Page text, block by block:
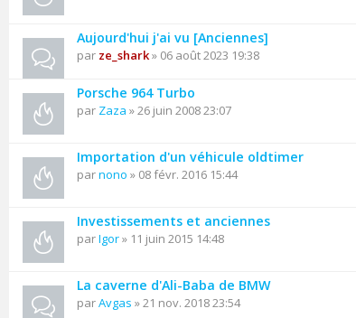
Aujourd'hui j'ai vu [Anciennes]
par ze_shark» 06 août 2023 19:38
Porsche 964 Turbo
par Zaza » 26 juin 2008 23:07
Importation d'un véhicule oldtimer
parnono » 08 févr. 2016 15:44
Investissements et anciennes
parIgor» 11 juin 2015 14:48
La caverne d'Ali-Baba de BMW
parAvgas » 21 nov. 2018 23:54